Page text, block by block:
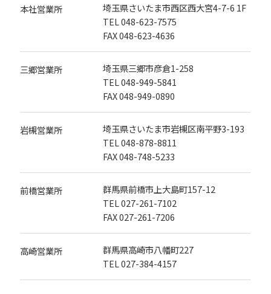
本社営業所
埼玉県さいたま市西区西大宮4-7-6 1F
TEL048-623-7575
FAX 048-623-4636
三郷営業所
埼玉県三郷市彦倉1-258
TEL048-949-5841
FAX 048-949-0890
岩槻営業所
埼玉県さいたま市岩槻区南平野3-193
TEL048-878-8811
FAX 048-748-5233
前橋営業所
群馬県前橋市上大島町157-12
TEL027-261-7102
FAX 027-261-7206
高崎営業所
群馬県高崎市八幡町227
TEL027-384-4157